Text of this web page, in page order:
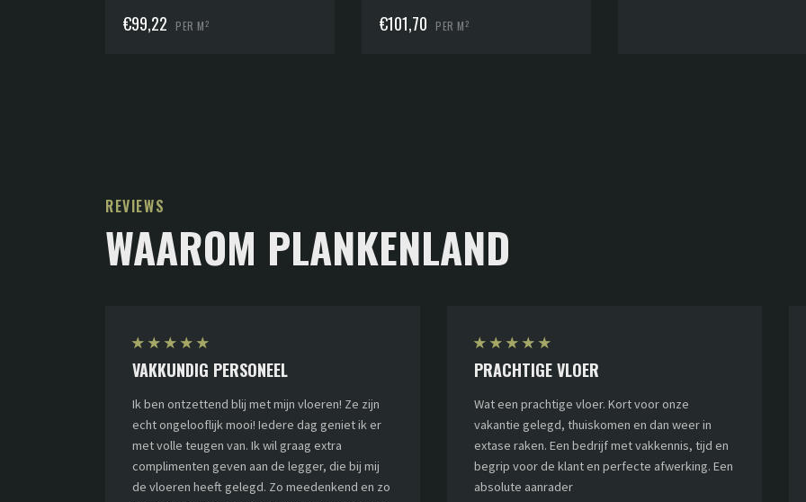
€99,22 PER M2
€101,70 PER M2
REVIEWS
WAAROM PLANKENLAND
★ ★ ★ ★ ★
VAKKUNDIG PERSONEEL
Ik ben ontzettend blij met mijn vloeren! Ze zijn
echt ongelooflijk mooi! Iedere dag geniet ik er
met volle teugen van. Ik wil graag extra
complimenten geven aan de legger, die bij mij
de vloeren heeft gelegd. Zo meedenkend en zo
★ ★ ★ ★ ★
PRACHTIGE VLOER
Wat een prachtige vloer. Kort voor onze
vakantie gelegd, thuiskomen en dan weer in
extase raken. Een bedrijf met vakkennis, tijd en
begrip voor de klant en perfecte afwerking. Een
absolute aanrader